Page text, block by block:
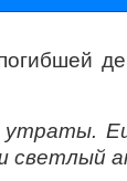
утраты.
светлый